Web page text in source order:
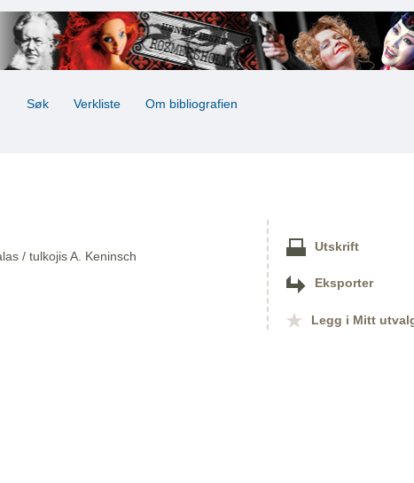
Søk Verkliste Om bibliografien
/ tulkojis A. Keninsch
Utskrift
Eksporter
Legg i Mitt